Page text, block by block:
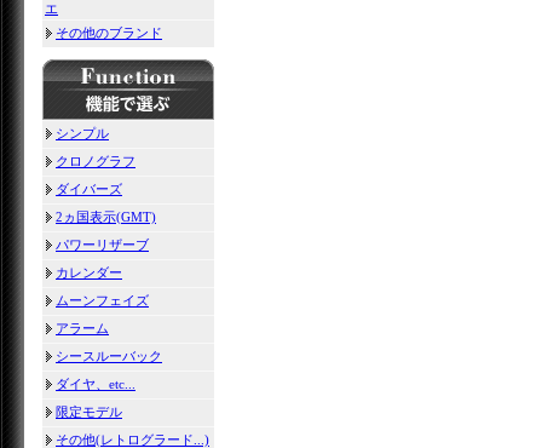
エ
その他のブランド
シンプル
クロノグラフ
ダイバーズ
2ヵ国表示(GMT)
パワーリザーブ
カレンダー
ムーンフェイズ
アラーム
シースルーバック
ダイヤ、etc...
限定モデル
その他(レトログラード...)